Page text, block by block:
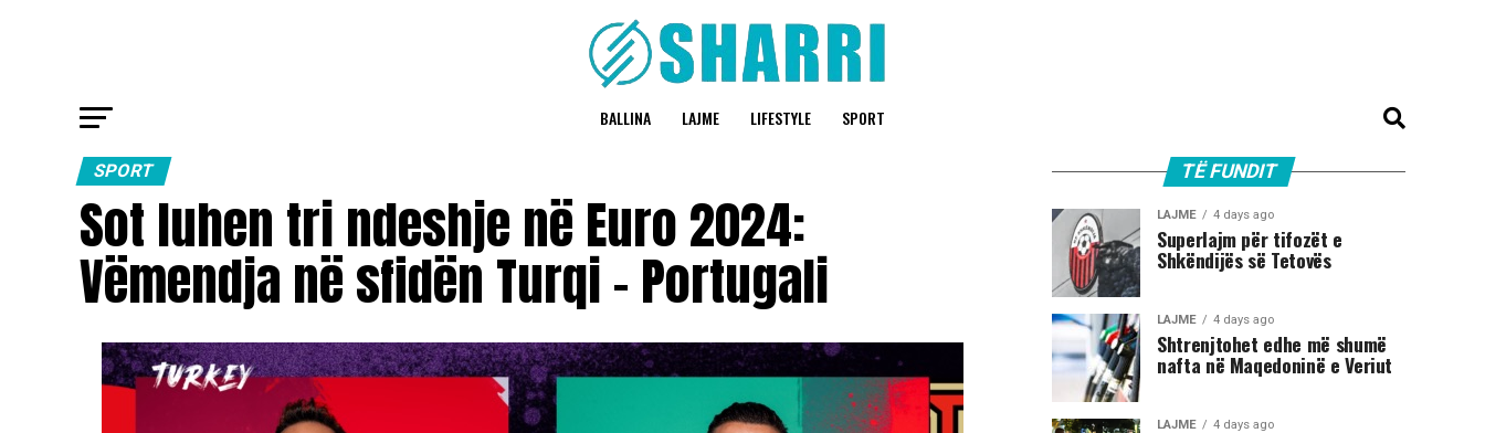
BALLINA LAJME LIFESTYLE SPORT
SPORT
Sot luhen tri ndeshje në Euro 2024:
Vëmendja në sfidën Turqi – Portugali
TË FUNDIT
LAJME 4 days ago
Superlajm për tifozët e
Shkëndijës së Tetovës
LAJME 4 days ago
Shtrenjtohet edhe më shumë
nafta në Maqedoninë e Veriut
LAJME 4 days ago